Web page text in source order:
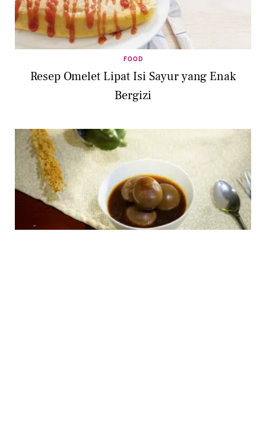
FOOD
Resep Omelet Lipat Isi Sayur yang Enak
Bergizi